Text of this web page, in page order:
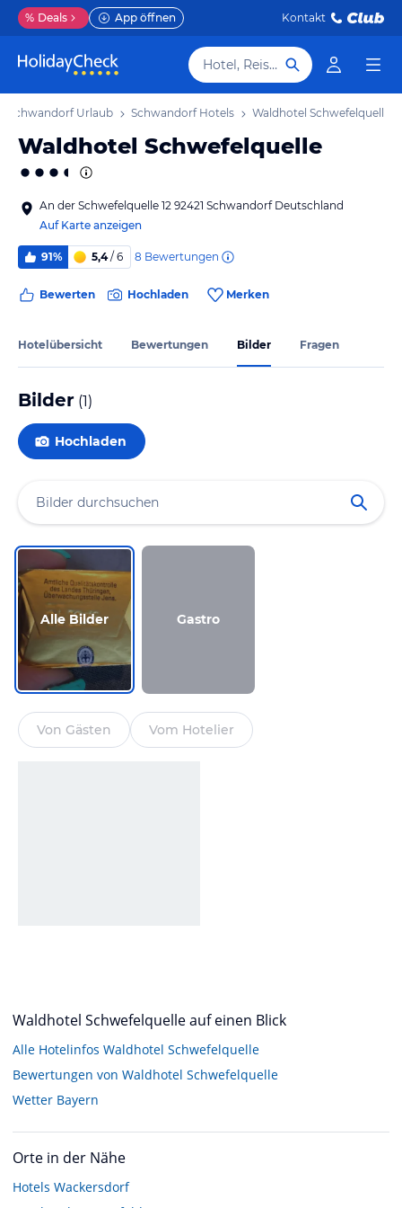
% Deals App öffnen Kontakt
Hotel, Reiseziel
Schwandorf Urlaub Schwandorf Hotels Waldhotel Schwefelquelle
Waldhotel Schwefelquelle
An der Schwefelquelle 12 92421 Schwandorf Deutschland
Auf Karte anzeigen
91% 5,4/ 6 8 Bewertungen
Bewerten Hochladen Merken
Hotelübersicht Bewertungen Bilder Fragen
Bilder (1)
Hochladen
Alle Bilder Gastro
Von Gästen Vom Hotelier
Waldhotel Schwefelquelle auf einen Blick
Alle Hotelinfos Waldhotel Schwefelquelle
Bewertungen von Waldhotel Schwefelquelle
Wetter Bayern
Orte in der Nähe
Hotels Wackersdorf